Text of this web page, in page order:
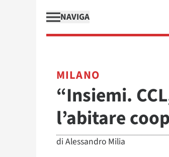
NAVIGA
MILANO
“Insiemi.
l’abitare
di Alessandro Milia